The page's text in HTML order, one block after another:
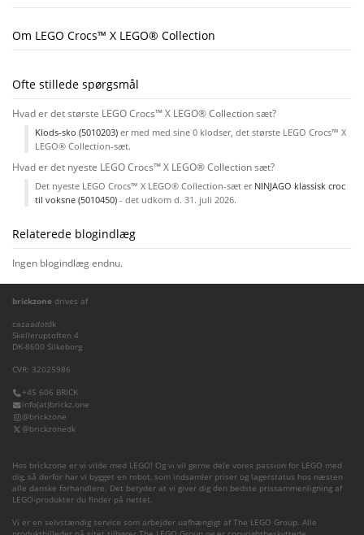
Om LEGO Crocs™ X LEGO® Collection
Ofte stillede spørgsmål
Hvad er det største LEGO Crocs™ X LEGO® Collection sæt?
Klods-sko (5010203) er med med sine 0 klodser, det største LEGO Crocs™ X
LEGO® Collection-sæt.
Hvad er det nyeste LEGO Crocs™ X LEGO® Collection sæt?
Det nyeste LEGO Crocs™ X LEGO® Collection-sæt er NINJAGO klassisk croc
til voksne (5010450) - det udkom d. 31. juli 2026.
Relaterede blogindlæg
Ingen blogindlæg endnu.
brickzone drives af
cazaadotdk
Skelleruptoften 4
DK-8600 Silkeborg
CVR: 32025986
+45 606 BRICK
info(at)brickz.one
@brickzone
@brickzonedk
Hos brickzone er vi vilde med LEGO! Og vi vil gerne dele vores passion for LEGO med
dig, så derfor har vi bygget en robot, som indsamler priser og lagerstatus hos næsten
alle danske forhandlere. Det betyder at vi giver dig den bedste prissammenligning af
LEGO-produkter du finder på nettet.
Vi er en selvstændig service som arbejder uafhængigt af The LEGO Group. Alle